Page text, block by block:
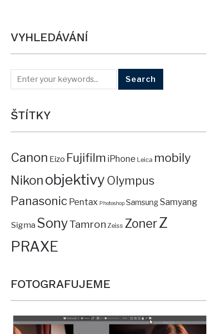
VYHLEDÁVÁNÍ
ŠTÍTKY
Canon Eizo Fujifilm iPhone Leica mobily
Nikon objektivy Olympus
Panasonic Pentax Photoshop SamsungSamyang
Sigma SonyTamron Zeiss ZonerZ
PRAXE
FOTOGRAFUJEME